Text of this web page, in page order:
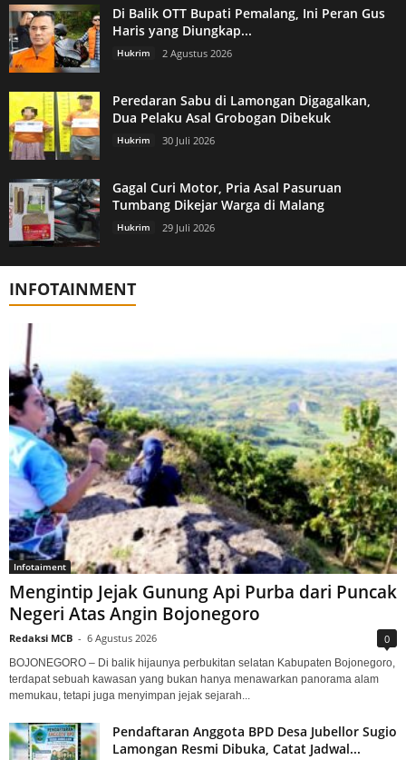
Di Balik OTT Bupati Pemalang, Ini Peran Gus
Haris yang Diungkap...
Hukrim 2 Agustus 2026
Peredaran Sabu di Lamongan Digagalkan,
Dua Pelaku Asal Grobogan Dibekuk
Hukrim 30 Juli 2026
Gagal Curi Motor, Pria Asal Pasuruan
Tumbang Dikejar Warga di Malang
Hukrim 29 Juli 2026
INFOTAINMENT
Infotaiment
Mengintip Jejak Gunung Api Purba dari Puncak
Negeri Atas Angin Bojonegoro
Redaksi MCB - 6 Agustus 2026 0
BOJONEGORO – Di balik hijaunya perbukitan selatan Kabupaten Bojonegoro,
terdapat sebuah kawasan yang bukan hanya menawarkan panorama alam
memukau, tetapi juga menyimpan jejak sejarah...
Pendaftaran Anggota BPD Desa Jubellor Sugio
Lamongan Resmi Dibuka, Catat Jadwal...